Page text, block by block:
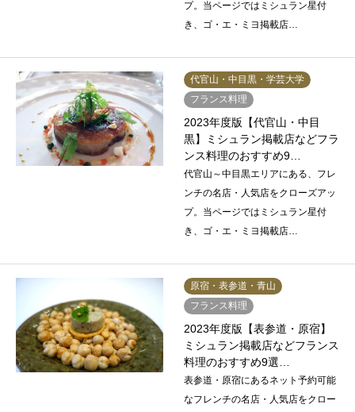
プ。当ページではミシュラン星付
き、ゴ・エ・ミヨ掲載店…
代官山・中目黒・学芸大学
フランス料理
2023年度版【代官山・中目
黒】ミシュラン掲載店などフラ
ンス料理のおすすめ9…
代官山～中目黒エリアにある、フレ
ンチの名店・人気店をクローズアッ
プ。当ページではミシュラン星付
き、ゴ・エ・ミヨ掲載店…
原宿・表参道・青山
フランス料理
2023年度版【表参道・原宿】
ミシュラン掲載店などフランス
料理のおすすめ9選…
表参道・原宿にあるネット予約可能
なフレンチの名店・人気店をクロー